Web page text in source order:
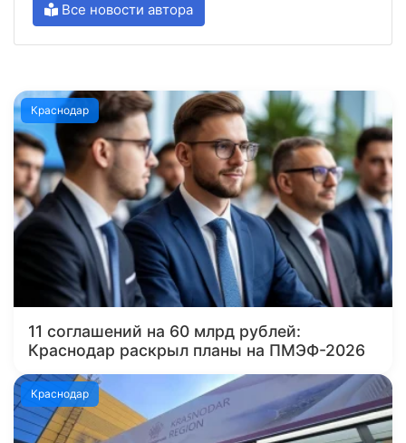
Все новости автора
Краснодар
11 соглашений на 60 млрд рублей:
Краснодар раскрыл планы на ПМЭФ-2026
Краснодар